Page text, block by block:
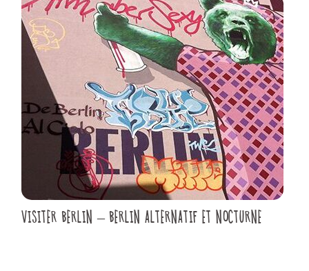
VISITER BERLIN – BERLIN ALTERNATIF ET NOCTURNE